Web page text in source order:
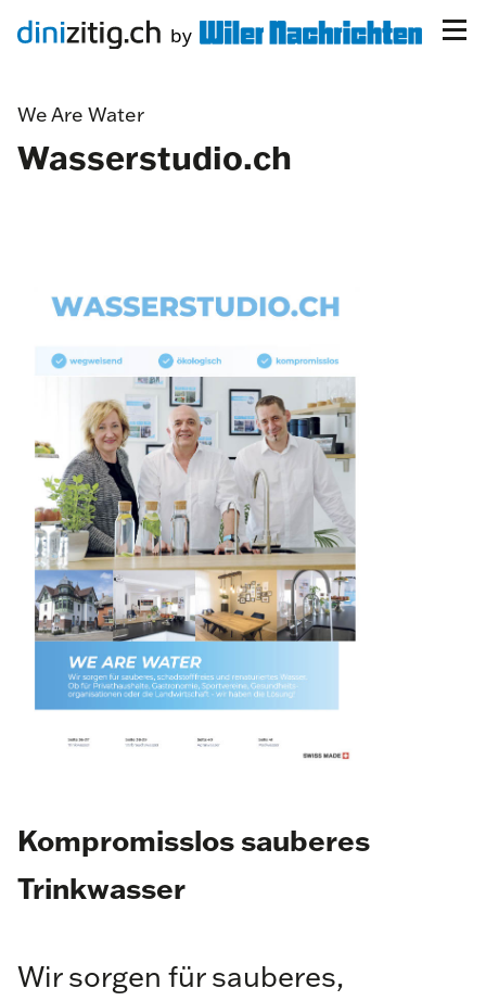
We Are Water
Wasserstudio.ch
Kompromisslos sauberes
Trinkwasser
Wir sorgen für sauberes,